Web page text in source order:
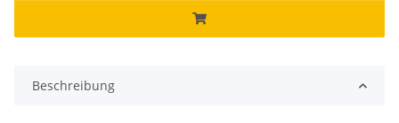
Beschreibung